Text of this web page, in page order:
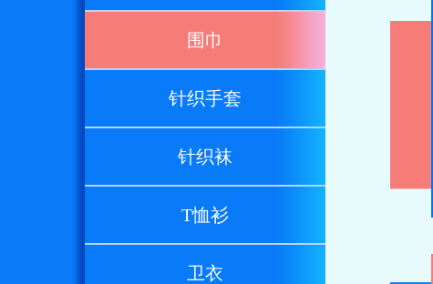
围巾
针织手套
针织袜
T恤衫
卫衣